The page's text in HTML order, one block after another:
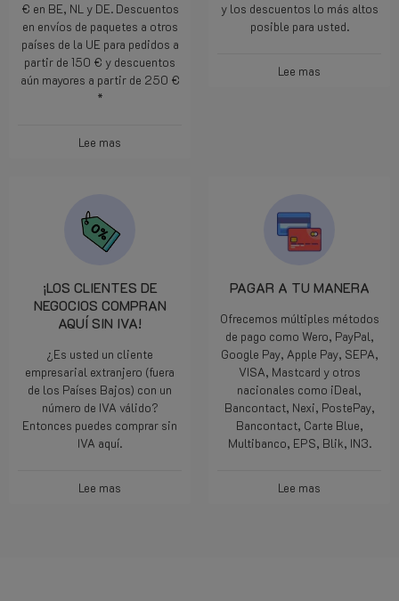
€ en BE, NL y DE. Descuentos
en envíos de paquetes a otros
países de la UE para pedidos a
partir de 150 € y descuentos
aún mayores a partir de 250 €
*
Lee mas
y los descuentos lo más altos
posible para usted.
Lee mas
¡LOS CLIENTES DE
NEGOCIOS COMPRAN
AQUÍ SIN IVA!
¿Es usted un cliente
empresarial extranjero (fuera
de los Países Bajos) con un
número de IVA válido?
Entonces puedes comprar sin
IVA aquí.
Lee mas
PAGAR A TU MANERA
Ofrecemos múltiples métodos
de pago como Wero, PayPal,
Google Pay, Apple Pay, SEPA,
VISA, Mastcard y otros
nacionales como iDeal,
Bancontact, Nexi, PostePay,
Bancontact, Carte Blue,
Multibanco, EPS, Blik, IN3.
Lee mas